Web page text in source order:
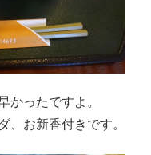
かったですよ。
、お新香付きです。